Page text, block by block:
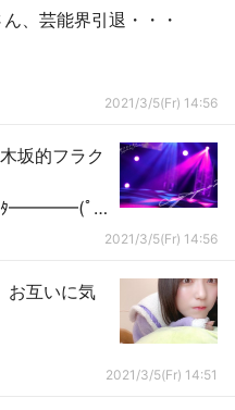
、芸能界引退・・・
2021/3/5(Fr) 14:56
坂的フラク
ｷﾀ━━━━(ﾟ
2021/3/5(Fr) 14:56
お互いに気
2021/3/5(Fr) 14:51